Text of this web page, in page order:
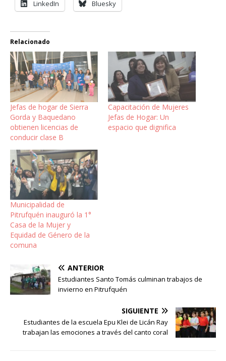
LinkedIn Bluesky
Relacionado
Jefas de hogar de Sierra
Gorda y Baquedano
obtienen licencias de
conducir clase B
Capacitación de Mujeres
Jefas de Hogar: Un
espacio que dignifica
Municipalidad de
Pitrufquén inauguró la 1°
Casa de la Mujer y
Equidad de Género de la
comuna
ANTERIOR
Estudiantes Santo Tomás culminan trabajos de
invierno en Pitrufquén
SIGUIENTE
Estudiantes de la escuela Epu Klei de Licán Ray
trabajan las emociones a través del canto coral